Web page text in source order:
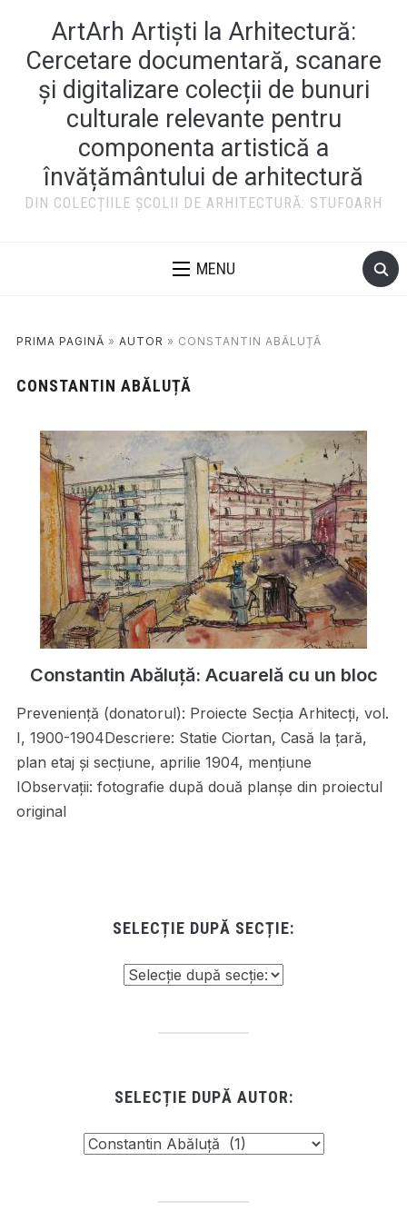
ArtArh Artiști la Arhitectură:
Cercetare documentară, scanare
și digitalizare colecții de bunuri
culturale relevante pentru
componenta artistică a
învățământului de arhitectură
DIN COLECȚIILE ȘCOLII DE ARHITECTURĂ: STUFOARH
MENU
PRIMA PAGINĂ » AUTOR » CONSTANTIN ABĂLUȚĂ
CONSTANTIN ABĂLUȚĂ
Constantin Abăluță: Acuarelă cu un bloc
Preveniență (donatorul): Proiecte Secţia Arhitecţi, vol.
I, 1900-1904Descriere: Statie Ciortan, Casă la ţară,
plan etaj şi secţiune, aprilie 1904, menţiune
IObservații: fotografie după două planşe din proiectul
original
SELECȚIE DUPĂ SECȚIE:
SELECȚIE DUPĂ AUTOR: